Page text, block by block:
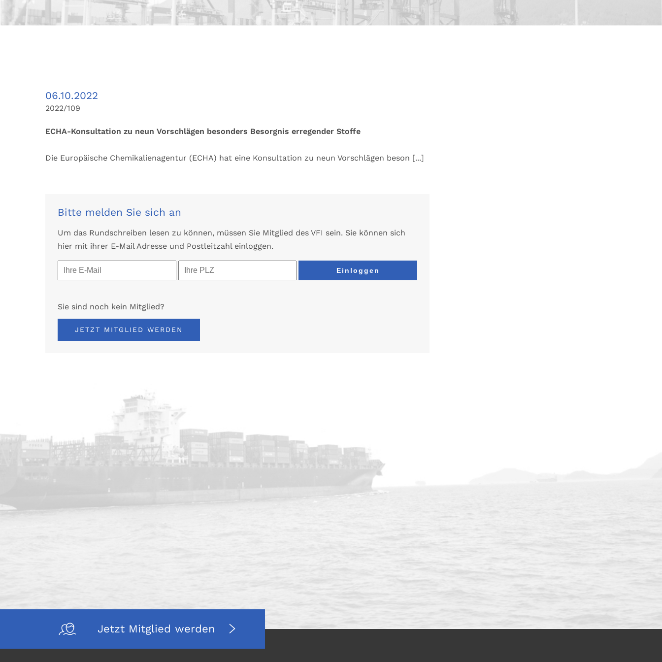
06.10.2022
2022/109
ECHA-Konsultation zu neun Vorschlägen besonders Besorgnis erregender Stoffe
Die Europäische Chemikalienagentur (ECHA) hat eine Konsultation zu neun Vorschlägen beson [...]
Bitte melden Sie sich an
Um das Rundschreiben lesen zu können, müssen Sie Mitglied des VFI sein. Sie können sich
hier mit ihrer E-Mail Adresse und Postleitzahl einloggen.
Sie sind noch kein Mitglied?
JETZT MITGLIED WERDEN
Jetzt Mitglied werden